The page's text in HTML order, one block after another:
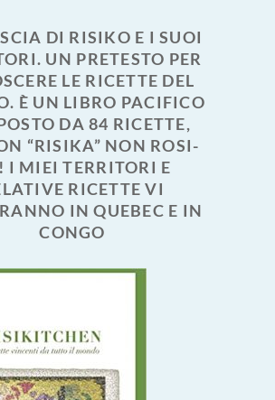
DI RISIKO E I SUOI
UN PRETESTO PER
LE RICETTE DEL
È UN LIBRO PACIFICO
DA 84 RICETTE,
“RISIKA” NON ROSI-
I MIEI TERRITORI E
RICETTE VI
IN QUEBEC E IN
CONGO